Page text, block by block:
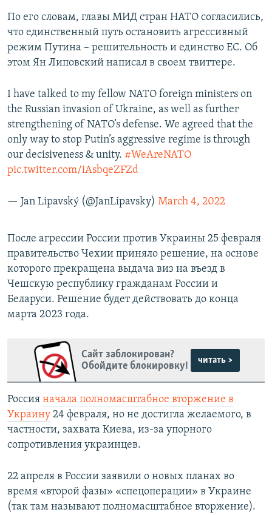
По его словам, главы МИД стран НАТО согласились,
что единственный путь остановить агрессивный
режим Путина – решительность и единство ЕС. Об
этом Ян Липовский написал в своем твиттере.
I have talked to my fellow NATO foreign ministers on
the Russian invasion of Ukraine, as well as further
strengthening of NATO’s defense. We agreed that the
only way to stop Putin’s aggressive regime is through
our decisiveness & unity. #WeAreNATO
pic.twitter.com/iAsbqeZFZd
— Jan Lipavský (@JanLipavsky) March 4, 2022
После агрессии России против Украины 25 февраля
правительство Чехии приняло решение, на основе
которого прекращена выдача виз на въезд в
Чешскую республику гражданам России и
Беларуси. Решение будет действовать до конца
марта 2023 года.
Сайт заблокирован?
Обойдите блокировку!
читать >
Россия начала полномасштабное вторжение в
Украину 24 февраля, но не достигла желаемого, в
частности, захвата Киева, из-за упорного
сопротивления украинцев.
22 апреля в России заявили о новых планах во
время «второй фазы» «спецоперации» в Украине
(так там называют полномасштабное вторжение).